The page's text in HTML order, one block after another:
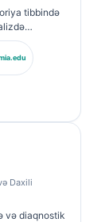
tibbində
və
Direktoru
şəkildə
Daxili
və diaqnostik